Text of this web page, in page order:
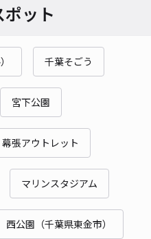
ット
千葉そごう
宮下公園
幕張アウトレット
マリンスタジアム
西公園（千葉県東金市）